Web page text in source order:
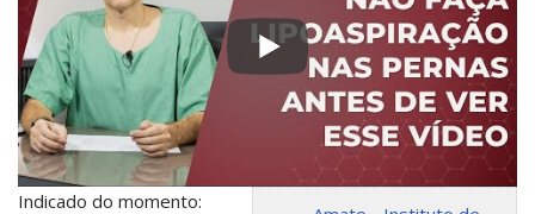
Indicado do momento: